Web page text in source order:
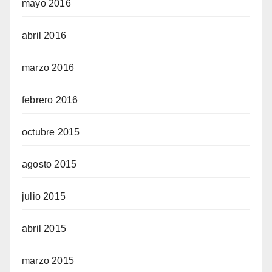
mayo 2016
abril 2016
marzo 2016
febrero 2016
octubre 2015
agosto 2015
julio 2015
abril 2015
marzo 2015